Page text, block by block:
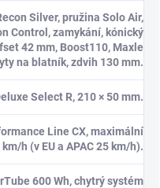
Silver, pružina Solo Air,
Control, zamykání, kónický
42 mm, Boost110, Maxle
na blatník, zdvih 130 mm.
Select R, 210 × 50 mm.
Line CX, maximální
h (v EU a APAC 25 km/h).
600 Wh, chytrý systém